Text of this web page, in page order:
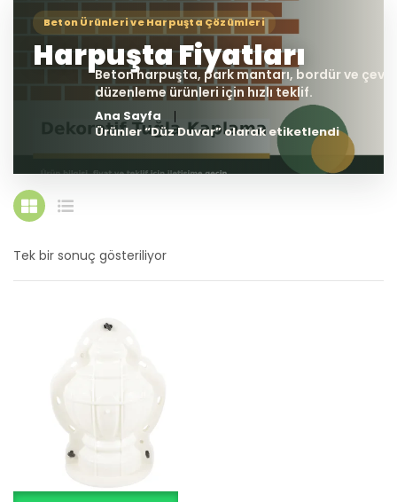
Ana Sayfa
Ürünler “Düz Duvar” olarak etiketlendi
Tek bir sonuç gösteriliyor